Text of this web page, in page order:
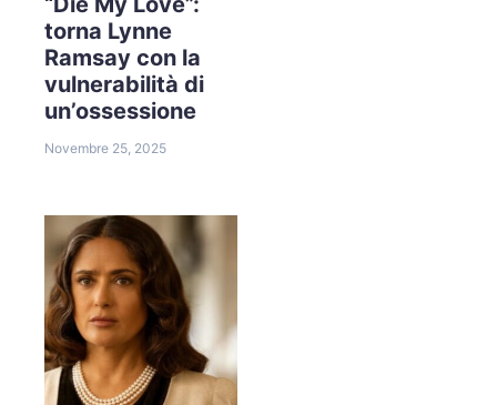
torna Lynne
Ramsay con la
vulnerabilità di
un’ossessione
Novembre 25, 2025